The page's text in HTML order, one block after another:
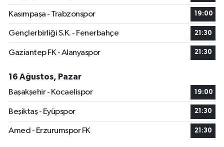
Kasımpaşa - Trabzonspor 19:00
Gençlerbirliği S.K. - Fenerbahçe 21:30
Gaziantep FK - Alanyaspor 21:30
16 Ağustos, Pazar
Başakşehir - Kocaelispor
19:00
Beşiktaş - Eyüpspor 21:30
Amed - Erzurumspor FK 21:30